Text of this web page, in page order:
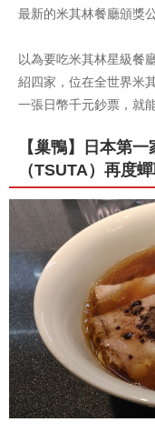
最新的米其林餐廳頒獎
以為要吃米其林星級餐
紹四家，位在全世界米
一張日幣千元鈔票，就
【巢鴨】日本第
（TSUTA）再度